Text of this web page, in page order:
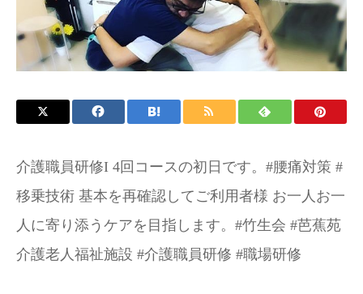
介護職員研修I 4回コースの初日です。#腰痛対策 #
移乗技術 基本を再確認してご利用者様 お一人お一
人に寄り添うケアを目指します。#竹生会 #芭蕉苑
介護老人福祉施設 #介護職員研修 #職場研修
お問い合わせ
施設パンフレット